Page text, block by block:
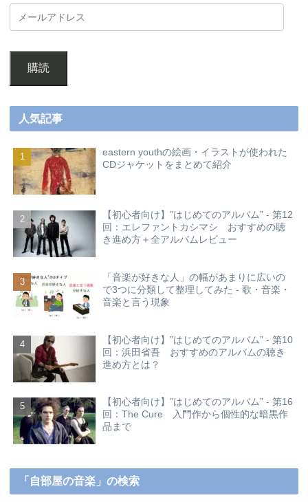
購読
人気記事
eastern youthの絵画・イラストが使われた
CDジャケットをまとめて紹介
【初心者向け】”はじめてのアルバム” - 第12
回：エレファントカシマシ おすすめの聴
き進め方＋全アルバムレビュー
「音楽が好きな人」の幅があまりに広いの
で3つに分類して整理してみた - 歌・音楽・
音楽と言う現象
【初心者向け】”はじめてのアルバム” - 第10
回：浜田省吾 おすすめのアルバムの聴き
進め方とは？
【初心者向け】”はじめてのアルバム” - 第16
回：The Cure 入門作から個性的な暗黒作
品まで
「自部屋の音楽」の検索